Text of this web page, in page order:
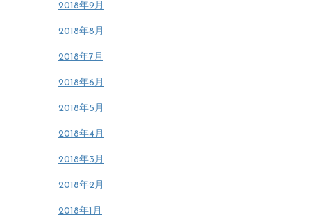
2018年9月
2018年8月
2018年7月
2018年6月
2018年5月
2018年4月
2018年3月
2018年2月
2018年1月